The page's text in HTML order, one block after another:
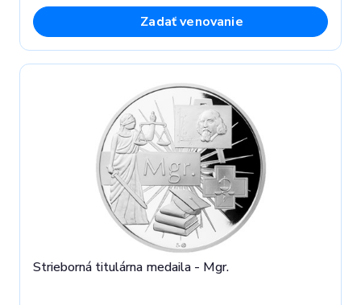
Zadať venovanie
Strieborná titulárna medaila - Mgr.